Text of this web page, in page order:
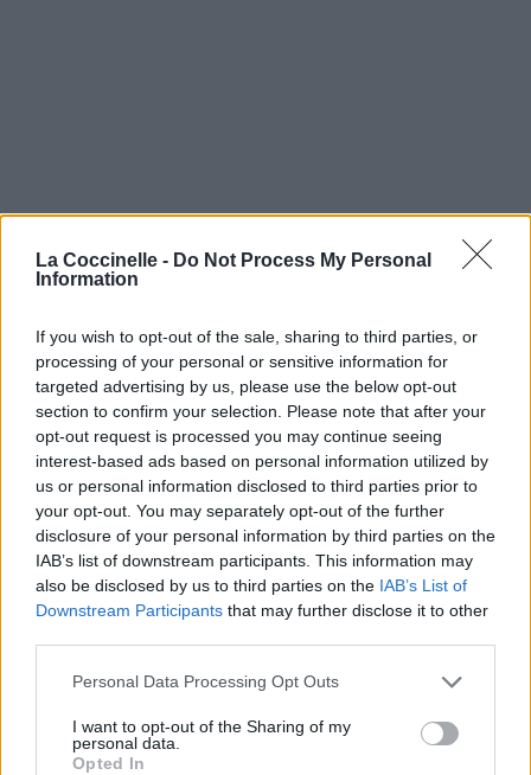
La Coccinelle - Do Not Process My Personal
Information
If you wish to opt-out of the sale, sharing to third parties, or
processing of your personal or sensitive information for
targeted advertising by us, please use the below opt-out
section to confirm your selection. Please note that after your
opt-out request is processed you may continue seeing
interest-based ads based on personal information utilized by
us or personal information disclosed to third parties prior to
your opt-out. You may separately opt-out of the further
disclosure of your personal information by third parties on the
IAB’s list of downstream participants. This information may
also be disclosed by us to third parties on the IAB’s List of
Downstream Participants that may further disclose it to other
Personal Data Processing Opt Outs
I want to opt-out of the Sharing of my
personal data.
Opted In